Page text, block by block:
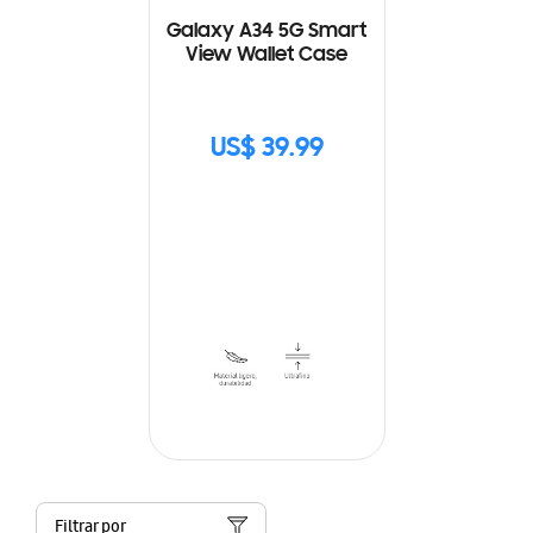
Galaxy A34 5G Smart
View Wallet Case
US$ 39.99